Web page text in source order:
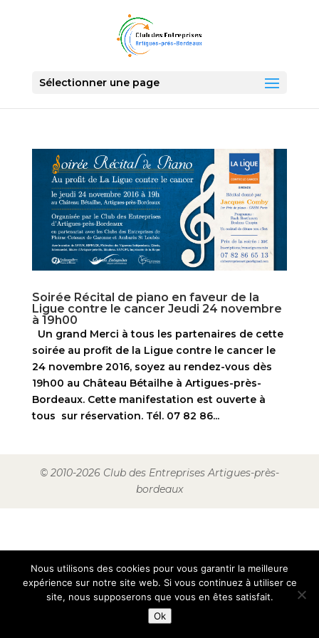
Sélectionner une page
Soirée Récital de piano en faveur de la
Ligue contre le cancer Jeudi 24 novembre
à 19h00
Un grand Merci à tous les partenaires de cette
soirée au profit de la Ligue contre le cancer le
24 novembre 2016, soyez au rendez-vous dès
19h00 au Château Bétailhe à Artigues-près-
Bordeaux. Cette manifestation est ouverte à
tous sur réservation. Tél. 07 82 86...
© 2010-2026 Club des Entreprises Artigues-près-
bordeaux
Nous utilisons des cookies pour vous garantir la meilleure
expérience sur notre site web. Si vous continuez à utiliser ce
site, nous supposerons que vous en êtes satisfait.
Ok